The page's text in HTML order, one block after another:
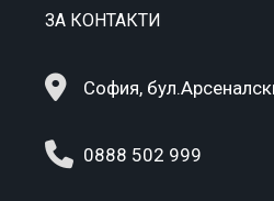
ЗА КОНТАКТИ
София,
0888 502 999